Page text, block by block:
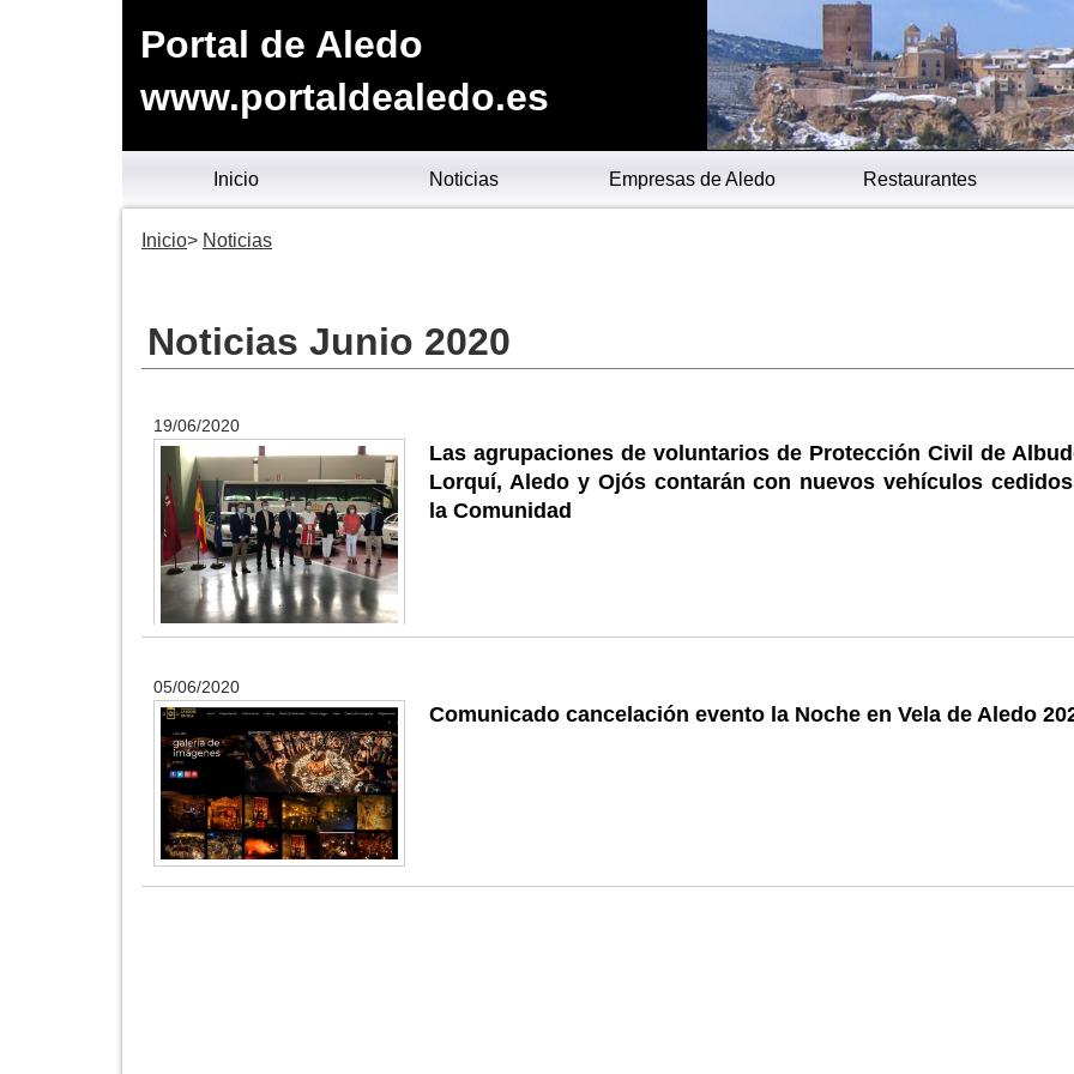
Portal de Aledo
www.portaldealedo.es
Inicio Noticias Empresas de Aledo Restaurantes
Inicio Noticias
Noticias Junio 2020
19/06/2020
Las agrupaciones de voluntarios de Protección Civil de
Lorquí, Aledo y Ojós contarán con nuevos vehículos
la Comunidad
05/06/2020
Comunicado cancelación evento la Noche en Vela de Aledo